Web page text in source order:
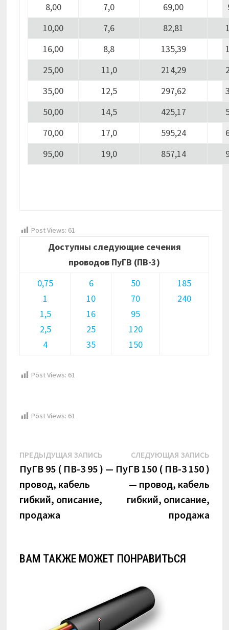
8,00
7,0 69,00
10,00
7,6 82,81
16,00
8,8 135,39
25,00
11,0 214,29
35,00
12,5 297,62
50,00
14,5 425,17
70,00
17,0 595,24
95,00
19,0 857,14
Post Views: 61
Доступны следующие сечения
проводов ПуГВ (ПВ-3)
0,75
1
1,5
2,5
4
6
10
16
25
35
50
70
95
120
150
185
240
Post Views: 61
Post Views: 61
Навигация
по
записям
ПРЕДЫДУЩАЯ ЗАПИСЬ Предыдущая
запись:
ПуГВ 95 ( ПВ-3 95 ) —
провод, кабель
гибкий, описание,
продажа
СЛЕДУЮЩАЯ ЗАПИСЬ
ПуГВ 150 ( ПВ-3 150 )
— провод, кабель
гибкий, описание,
продажа
ВАМ ТАКЖЕ МОЖЕТ ПОНРАВИТЬСЯ